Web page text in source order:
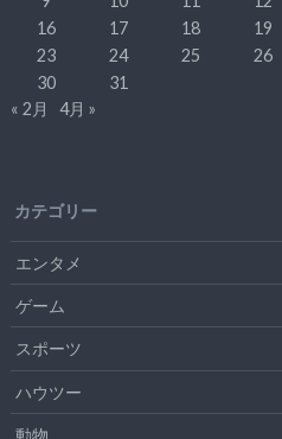
16
17 18 19
23
24 25 26
30
31
« 2月
4月 »
カテゴリー
エンタメ
ゲーム
スポーツ
ハウツー